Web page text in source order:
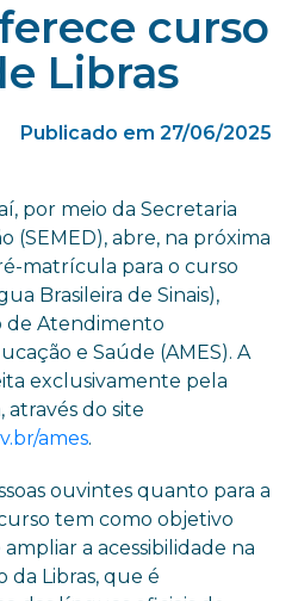
curso
Libras
Publicado em 27/06/2025
por meio da Secretaria
(SEMED), abre, na próxima
matrícula para o curso
Brasileira de Sinais),
de Atendimento
e Saúde (AMES). A
exclusivamente pela
através do site
ames.
ouvintes quanto para a
tem como objetivo
a acessibilidade na
da Libras, que é